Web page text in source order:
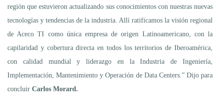
región que estuvieron actualizando sus conocimientos con nuestras nuevas
tecnologías y tendencias de la industria. Allí ratificamos la visión regional
de Aceco TI como única empresa de origen Latinoamericano, con la
capilaridad y cobertura directa en todos los territorios de Iberoamérica,
con calidad mundial y liderazgo en la Industria de Ingeniería,
Implementación, Mantenimiento y Operación de Data Centers.” Dijo para
concluir Carlos Morard.